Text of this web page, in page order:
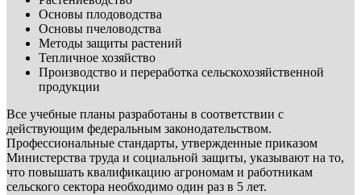
Основы плодоводства
Основы пчеловодства
Методы защиты растений
Тепличное хозяйство
Производство и переработка сельскохозяйственной
продукции
Все учебные планы разработаны в соответствии с
действующим федеральным законодательством.
Профессиональные стандарты, утвержденные приказом
Министерства труда и социальной защиты, указывают на то,
что повышать квалификацию агрономам и работникам
сельского сектора необходимо один раз в 5 лет.